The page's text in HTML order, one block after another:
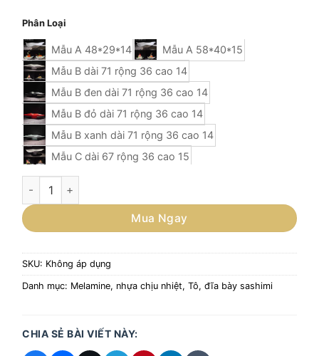
Phân Loại
Mẫu A 48*29*14
Mẫu A 58*40*15
Mẫu B dài 71 rộng 36 cao 14
Mẫu B đen dài 71 rộng 36 cao 14
Mẫu B đỏ dài 71 rộng 36 cao 14
Mẫu B xanh dài 71 rộng 36 cao 14
Mẫu C dài 67 rộng 36 cao 15
Mẫu D 55*33*13
Mẫu E dài 62 Chiều rộng 33 Chiều cao 14
Mẫu G dài 45 rộng 25 cao 14
Mẫu H dài 53 rộng 32 cao 15
Mẫu J dài 53 rộng 20 cao 10
Mẫu K dài 62 rộng 30 cao 10
Đĩa Sashimi Melamine Cao Cấp – Giải Pháp Trình Bày Tinh
Mua Ngay
SKU: Không áp dụng
Danh mục: Melamine, nhựa chịu nhiệt, Tô, đĩa bày sashimi
CHIA SẺ BÀI VIẾT NÀY: